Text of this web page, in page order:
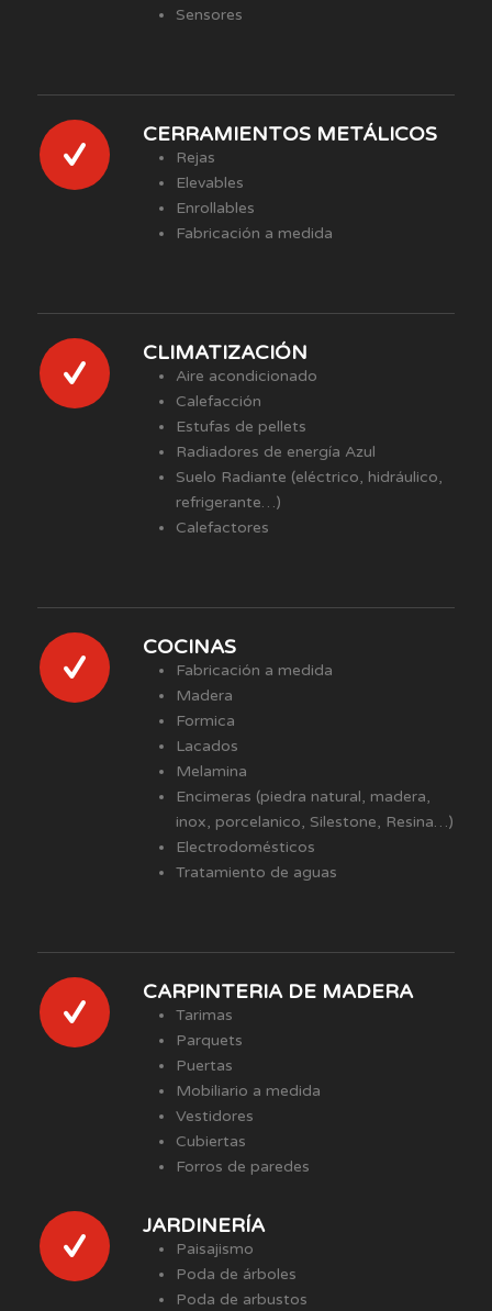
Sensores
CERRAMIENTOS METÁLICOS
Rejas
Elevables
Enrollables
Fabricación a medida
CLIMATIZACIÓN
Aire acondicionado
Calefacción
Estufas de pellets
Radiadores de energía Azul
Suelo Radiante (eléctrico, hidráulico,
refrigerante…)
Calefactores
COCINAS
Fabricación a medida
Madera
Formica
Lacados
Melamina
Encimeras (piedra natural, madera,
inox, porcelanico, Silestone, Resina…)
Electrodomésticos
Tratamiento de aguas
CARPINTERIA DE MADERA
Tarimas
Parquets
Puertas
Mobiliario a medida
Vestidores
Cubiertas
Forros de paredes
JARDINERÍA
Paisajismo
Poda de árboles
Poda de arbustos